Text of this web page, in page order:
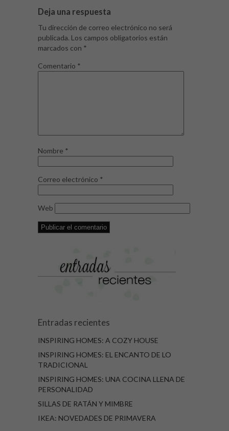
Deja una respuesta
Tu dirección de correo electrónico no será
publicada. Los campos obligatorios están
marcados con *
Comentario *
Nombre *
Correo electrónico *
Web
Entradas recientes
INSPIRING HOMES: A COZY HOUSE
INSPIRING HOMES: EL ENCANTO DE LO
TRADICIONAL
INSPIRING HOMES: UNA COCINA LLENA DE
PERSONALIDAD
SILLAS DE RATÁN Y MIMBRE
IKEA: NOVEDADES DE PRIMAVERA